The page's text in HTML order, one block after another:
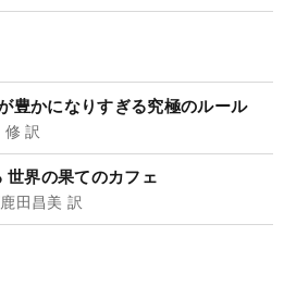
かになりすぎる究極のルール
訳
界の果てのカフェ
田昌美 訳